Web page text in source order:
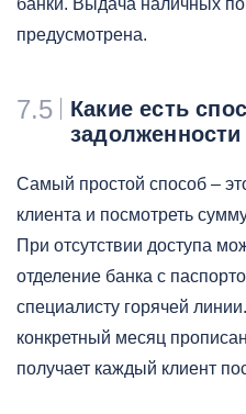
банки. Выдача наличных
предусмотрена.
7.5
Какие есть
Самый простой способ –
клиента и посмотреть
При отсутствии доступа
отделение банка с
специалисту горячей
конкретный месяц
получает каждый клиент